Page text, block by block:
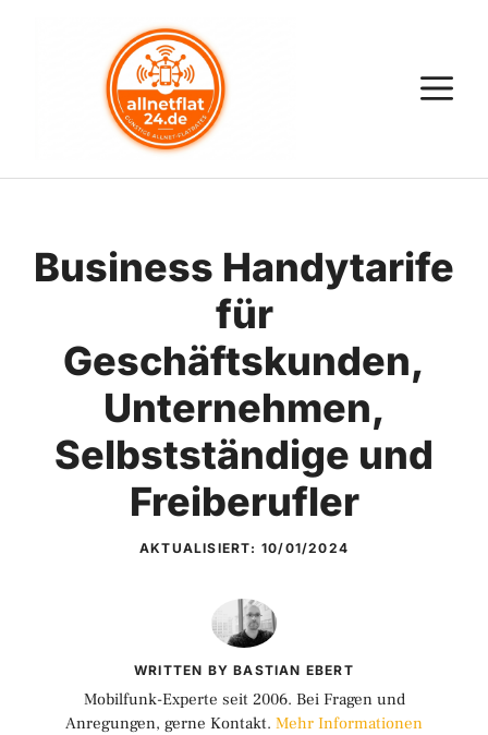
Business Handytarife
für
Geschäftskunden,
Unternehmen,
Selbstständige und
Freiberufler
AKTUALISIERT: 10/01/2024
WRITTEN BY BASTIAN EBERT
Mobilfunk-Experte seit 2006. Bei Fragen und
Anregungen, gerne Kontakt. Mehr Informationen